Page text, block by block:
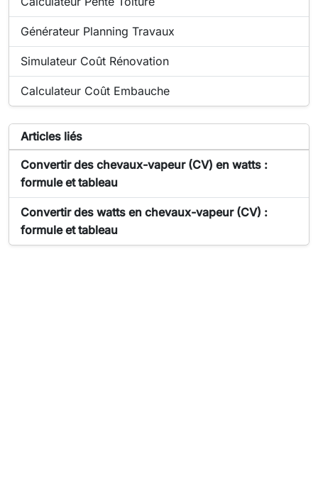
Outil populaire en ligne :
Générateur Planning Travaux
Outil populaire en ligne :
Simulateur Coût Rénovation
Outil populaire en ligne :
Calculateur Coût Embauche
Articles liés
Articles liés à l'outil Convertisseur de puissance
Article sur Convertisseur de puissance :
Convertir des chevaux-vapeur (CV) en watts :
formule et tableau
Article sur Convertisseur de puissance :
Convertir des watts en chevaux-vapeur (CV) :
formule et tableau